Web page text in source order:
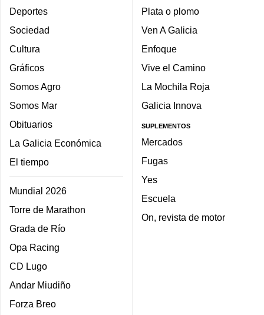
Deportes
Sociedad
Cultura
Gráficos
Somos Agro
Somos Mar
Obituarios
La Galicia Económica
El tiempo
Mundial 2026
Torre de Marathon
Grada de Río
Opa Racing
CD Lugo
Andar Miudiño
Forza Breo
Plata o plomo
Ven A Galicia
Enfoque
Vive el Camino
La Mochila Roja
Galicia Innova
SUPLEMENTOS
Mercados
Fugas
Yes
Escuela
On, revista de motor